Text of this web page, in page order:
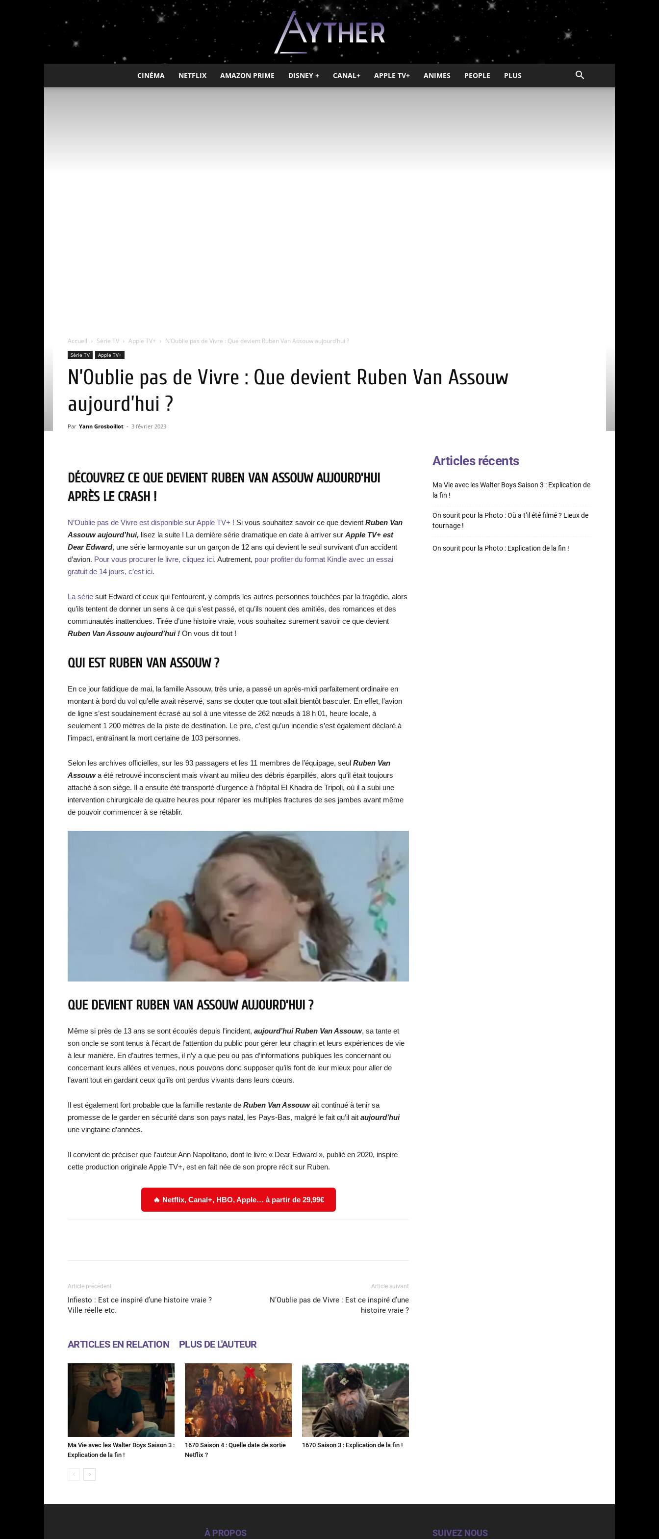
Ayther
CINÉMA NETFLIX AMAZON PRIME DISNEY + CANAL+ APPLE TV+ ANIMES PEOPLE PLUS
Accueil Série TV Apple TV+ N’Oublie pas de Vivre : Que devient Ruben Van Assouw aujourd’hui ?
Série TV Apple TV+
N’Oublie pas de Vivre : Que devient Ruben Van Assouw
aujourd’hui ?
Par Yann Grosboillot - 3 février 2023
DÉCOUVREZ CE QUE DEVIENT RUBEN VAN ASSOUW AUJOURD’HUI
APRÈS LE CRASH !
N’Oublie pas de Vivre est disponible sur Apple TV+ ! Si vous souhaitez savoir ce que devient Ruben Van
Assouw aujourd’hui, lisez la suite ! La dernière série dramatique en date à arriver sur Apple TV+ est
Dear Edward, une série larmoyante sur un garçon de 12 ans qui devient le seul survivant d’un accident
d’avion. Pour vous procurer le livre, cliquez ici. Autrement, pour profiter du format Kindle avec un essai
gratuit de 14 jours, c’est ici.
La série suit Edward et ceux qui l’entourent, y compris les autres personnes touchées par la tragédie, alors
qu’ils tentent de donner un sens à ce qui s’est passé, et qu’ils nouent des amitiés, des romances et des
communautés inattendues. Tirée d’une histoire vraie, vous souhaitez surement savoir ce que devient
Ruben Van Assouw aujourd’hui ! On vous dit tout !
QUI EST RUBEN VAN ASSOUW ?
En ce jour fatidique de mai, la famille Assouw, très unie, a passé un après-midi parfaitement ordinaire en
montant à bord du vol qu’elle avait réservé, sans se douter que tout allait bientôt basculer. En effet, l’avion
de ligne s’est soudainement écrasé au sol à une vitesse de 262 nœuds à 18 h 01, heure locale, à
seulement 1 200 mètres de la piste de destination. Le pire, c’est qu’un incendie s’est également déclaré à
l’impact, entraînant la mort certaine de 103 personnes.
Selon les archives officielles, sur les 93 passagers et les 11 membres de l’équipage, seul Ruben Van
Assouwa été retrouvé inconscient mais vivant au milieu des débris éparpillés, alors qu’il était toujours
attaché à son siège. Il a ensuite été transporté d’urgence à l’hôpital El Khadra de Tripoli, où il a subi une
intervention chirurgicale de quatre heures pour réparer les multiples fractures de ses jambes avant même
de pouvoir commencer à se rétablir.
QUE DEVIENT RUBEN VAN ASSOUW AUJOURD’HUI ?
Même si près de 13 ans se sont écoulés depuis l’incident, aujourd’hui Ruben Van Assouw, sa tante et
son oncle se sont tenus à l’écart de l’attention du public pour gérer leur chagrin et leurs expériences de vie
à leur manière. En d’autres termes, il n’y a que peu ou pas d’informations publiques les concernant ou
concernant leurs allées et venues, nous pouvons donc supposer qu’ils font de leur mieux pour aller de
l’avant tout en gardant ceux qu’ils ont perdus vivants dans leurs cœurs.
Il est également fort probable que la famille restante de Ruben Van Assouwait continué à tenir sa
promesse de le garder en sécurité dans son pays natal, les Pays-Bas, malgré le fait qu’il ait aujourd’hui
une vingtaine d’années.
Il convient de préciser que l’auteur Ann Napolitano, dont le livre « Dear Edward », publié en 2020, inspire
cette production originale Apple TV+, est en fait née de son propre récit sur Ruben.
🔥 Netflix, Canal+, HBO, Apple… à partir de 29,99€
Article précédent
Infiesto : Est ce inspiré d’une histoire vraie ?
Ville réelle etc.
Article suivant
N’Oublie pas de Vivre : Est ce inspiré d’une
histoire vraie ?
ARTICLES EN RELATION PLUS DE L'AUTEUR
Ma Vie avec les Walter Boys Saison 3 :
Explication de la fin !
1670 Saison 4 : Quelle date de sortie
Netflix ?
1670 Saison 3 : Explication de la fin !
Articles récents
Ma Vie avec les Walter Boys Saison 3 : Explication de
la fin !
On sourit pour la Photo : Où a t’il été filmé ? Lieux de
tournage !
On sourit pour la Photo : Explication de la fin !
À PROPOS SUIVEZ NOUS